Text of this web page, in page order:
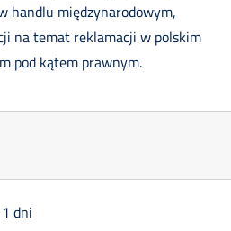
handlu międzynarodowym,
na temat reklamacji w polskim
pod kątem prawnym.
dni